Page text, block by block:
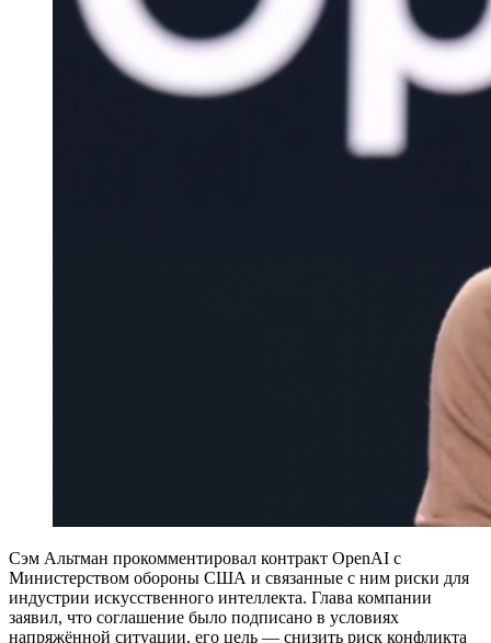
Сэм Альтман прокомментировал контракт OpenAI с
Министерством обороны США и связанные с ним риски для
индустрии искусственного интеллекта. Глава компании
заявил, что соглашение было подписано в условиях
напряжённой ситуации, его цель — снизить риск конфликта